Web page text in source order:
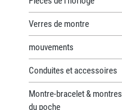
Verres de montre
mouvements
Conduites et accessoires
Montre-bracelet & montres
du poche